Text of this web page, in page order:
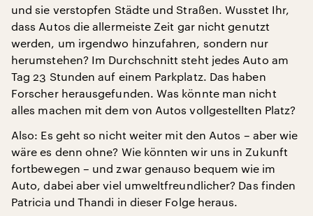
und sie verstopfen Städte und Straßen. Wusstet Ihr,
dass Autos die allermeiste Zeit gar nicht genutzt
werden, um irgendwo hinzufahren, sondern nur
herumstehen? Im Durchschnitt steht jedes Auto am
Tag 23 Stunden auf einem Parkplatz. Das haben
Forscher herausgefunden. Was könnte man nicht
alles machen mit dem von Autos vollgestellten Platz?
Also: Es geht so nicht weiter mit den Autos – aber wie
wäre es denn ohne? Wie könnten wir uns in Zukunft
fortbewegen – und zwar genauso bequem wie im
Auto, dabei aber viel umweltfreundlicher? Das finden
Patricia und Thandi in dieser Folge heraus.